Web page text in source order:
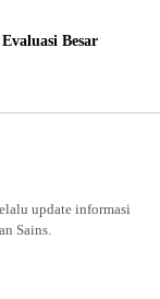
Besar
update informasi
Sains.